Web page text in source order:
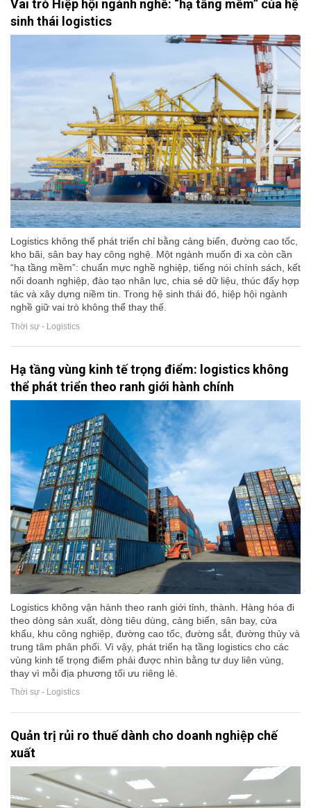
Vai trò Hiệp hội ngành nghề: “hạ tầng mềm” của hệ
sinh thái logistics
Logistics không thể phát triển chỉ bằng cảng biển, đường cao tốc,
kho bãi, sân bay hay công nghệ. Một ngành muốn đi xa còn cần
“hạ tầng mềm”: chuẩn mực nghề nghiệp, tiếng nói chính sách, kết
nối doanh nghiệp, đào tạo nhân lực, chia sẻ dữ liệu, thúc đẩy hợp
tác và xây dựng niềm tin. Trong hệ sinh thái đó, hiệp hội ngành
nghề giữ vai trò không thể thay thế.
Thời sự - Logistics
Hạ tầng vùng kinh tế trọng điểm: logistics không
thể phát triển theo ranh giới hành chính
Logistics không vận hành theo ranh giới tỉnh, thành. Hàng hóa đi
theo dòng sản xuất, dòng tiêu dùng, cảng biển, sân bay, cửa
khẩu, khu công nghiệp, đường cao tốc, đường sắt, đường thủy và
trung tâm phân phối. Vì vậy, phát triển hạ tầng logistics cho các
vùng kinh tế trọng điểm phải được nhìn bằng tư duy liên vùng,
thay vì mỗi địa phương tối ưu riêng lẻ.
Thời sự - Logistics
Quản trị rủi ro thuế dành cho doanh nghiệp chế
xuất